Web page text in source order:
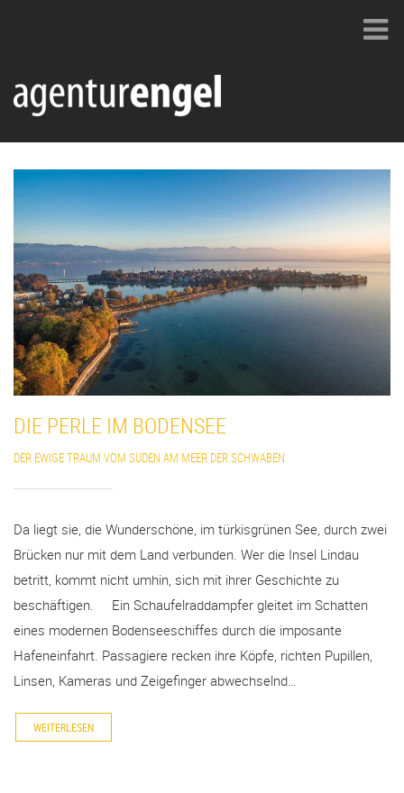
DIE PERLE IM BODENSEE
DER EWIGE TRAUM VOM SÜDEN AM MEER DER SCHWABEN
Da liegt sie, die Wunderschöne, im türkisgrünen See, durch zwei
Brücken nur mit dem Land verbunden. Wer die Insel Lindau
betritt, kommt nicht umhin, sich mit ihrer Geschichte zu
beschäftigen. Ein Schaufelraddampfer gleitet im Schatten
eines modernen Bodenseeschiffes durch die imposante
Hafeneinfahrt. Passagiere recken ihre Köpfe, richten Pupillen,
Linsen, Kameras und Zeigefinger abwechselnd…
WEITERLESEN